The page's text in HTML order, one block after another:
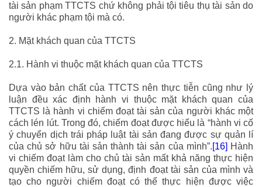
tài sản phạm TTCTS chứ không phải tội tiêu thụ tài sản do
người khác phạm tội mà có.
2. Mặt khách quan của TTCTS
2.1. Hành vi thuộc mặt khách quan của TTCTS
Dựa vào bản chất của TTCTS nên thực tiễn cũng như lý
luận đều xác định hành vi thuộc mặt khách quan của
TTCTS là hành vi chiếm đoạt tài sản của người khác một
cách lén lút. Trong đó, chiếm đoạt được hiểu là “hành vi cố
ý chuyển dịch trái pháp luật tài sản đang được sự quản lí
của chủ sở hữu tài sản thành tài sản của mình”.[16] Hành
vi chiếm đoạt làm cho chủ tài sản mất khả năng thực hiện
quyền chiếm hữu, sử dụng, định đoạt tài sản của mình và
tạo cho người chiếm đoạt có thể thực hiện được việc